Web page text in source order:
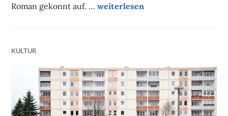
Roman gekonnt auf. …Literaturtipp des Monats: Alles
weiterlesen
KULTUR